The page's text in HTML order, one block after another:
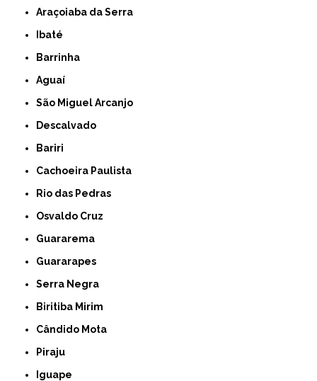
Araçoiaba da Serra
Ibaté
Barrinha
Aguaí
São Miguel Arcanjo
Descalvado
Bariri
Cachoeira Paulista
Rio das Pedras
Osvaldo Cruz
Guararema
Guararapes
Serra Negra
Biritiba Mirim
Cândido Mota
Piraju
Iguape